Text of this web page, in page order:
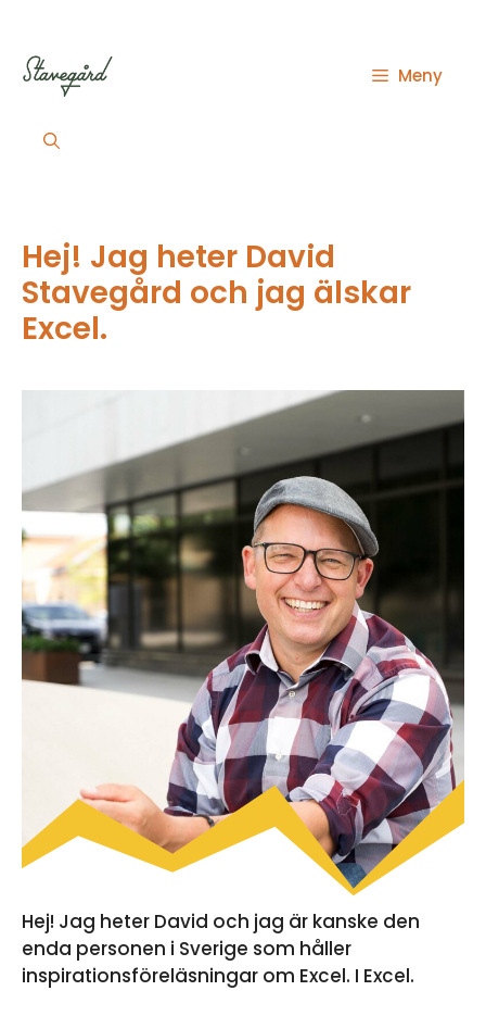
innehåll
Meny
Hej! Jag heter David
Stavegård och jag älskar
Excel.
Hej! Jag heter David och jag är kanske den
enda personen i Sverige som håller
inspirationsföreläsningar om Excel. I Excel.